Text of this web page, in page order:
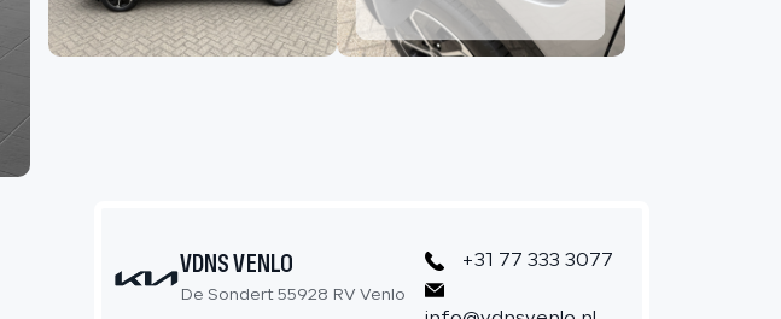
CONTACT
VDNS VENLO
De Sondert 55928 RV Venlo
+31 77 333 3077